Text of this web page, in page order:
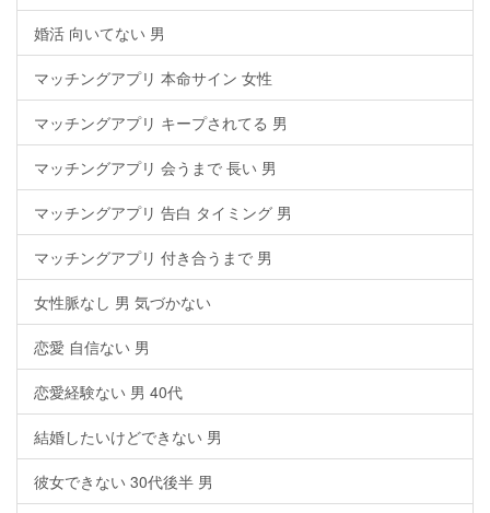
婚活 向いてない 男
マッチングアプリ 本命サイン 女性
マッチングアプリ キープされてる 男
マッチングアプリ 会うまで 長い 男
マッチングアプリ 告白 タイミング 男
マッチングアプリ 付き合うまで 男
女性脈なし 男 気づかない
恋愛 自信ない 男
恋愛経験ない 男 40代
結婚したいけどできない 男
彼女できない 30代後半 男